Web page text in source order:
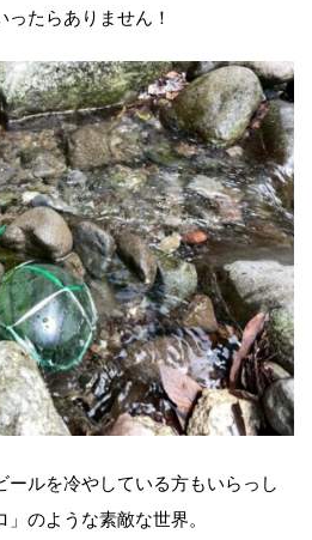
たらありません！
ールを冷やしている方もいらっし
のような素敵な世界。